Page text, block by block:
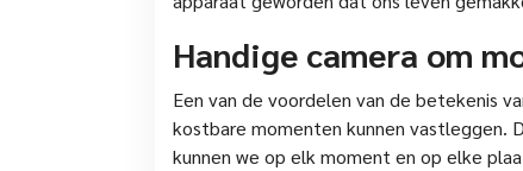
Handige camera om
Een van de voordelen van de betekenis
kostbare momenten kunnen vastleggen.
kunnen we op elk moment en op elke